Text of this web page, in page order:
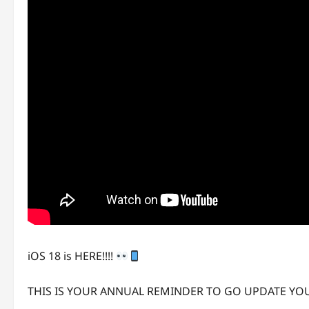
iOS 18 is HERE!!!!
THIS IS YOUR ANNUAL REMINDER TO GO UPDATE